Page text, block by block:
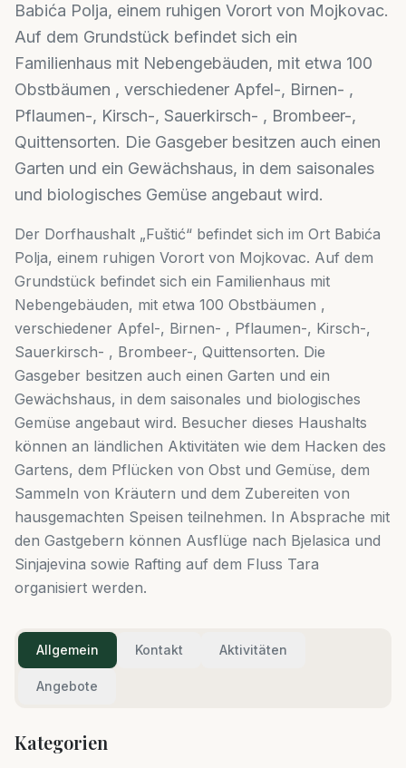
Babića Polja, einem ruhigen Vorort von Mojkovac.
Auf dem Grundstück befindet sich ein
Familienhaus mit Nebengebäuden, mit etwa 100
Obstbäumen , verschiedener Apfel-, Birnen- ,
Pflaumen-, Kirsch-, Sauerkirsch- , Brombeer-,
Quittensorten. Die Gasgeber besitzen auch einen
Garten und ein Gewächshaus, in dem saisonales
und biologisches Gemüse angebaut wird.
Der Dorfhaushalt „Fuštić“ befindet sich im Ort Babića
Polja, einem ruhigen Vorort von Mojkovac. Auf dem
Grundstück befindet sich ein Familienhaus mit
Nebengebäuden, mit etwa 100 Obstbäumen ,
verschiedener Apfel-, Birnen- , Pflaumen-, Kirsch-,
Sauerkirsch- , Brombeer-, Quittensorten. Die
Gasgeber besitzen auch einen Garten und ein
Gewächshaus, in dem saisonales und biologisches
Gemüse angebaut wird. Besucher dieses Haushalts
können an ländlichen Aktivitäten wie dem Hacken des
Gartens, dem Pflücken von Obst und Gemüse, dem
Sammeln von Kräutern und dem Zubereiten von
hausgemachten Speisen teilnehmen. In Absprache mit
den Gastgebern können Ausflüge nach Bjelasica und
Sinjajevina sowie Rafting auf dem Fluss Tara
organisiert werden.
Allgemein Kontakt Aktivitäten
Angebote
Kategorien